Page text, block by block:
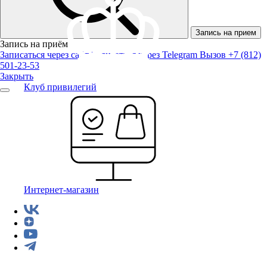
Запись на прием
Запись на приём
Записаться через сайт Записаться через Telegram Вызов +7 (812)
501-23-53
Закрыть
Клуб привилегий
Интернет-магазин